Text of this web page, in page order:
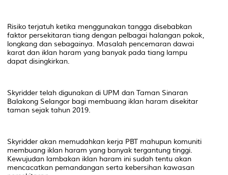
Risiko terjatuh ketika menggunakan tangga disebabkan
faktor persekitaran tiang dengan pelbagai halangan pokok,
longkang dan sebagainya. Masalah pencemaran dawai
karat dan iklan haram yang banyak pada tiang lampu
dapat disingkirkan.
Skyridder telah digunakan di UPM dan Taman Sinaran
Balakong Selangor bagi membuang iklan haram disekitar
taman sejak tahun 2019.
Skyridder akan memudahkan kerja PBT mahupun komuniti
membuang iklan haram yang banyak tergantung tinggi.
Kewujudan lambakan iklan haram ini sudah tentu akan
mencacatkan pemandangan serta kebersihan kawasan